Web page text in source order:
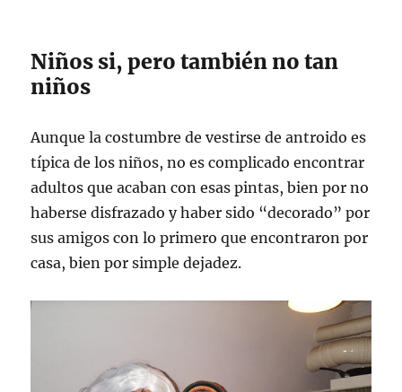
Niños si, pero también no tan
niños
Aunque la costumbre de vestirse de antroido es
típica de los niños, no es complicado encontrar
adultos que acaban con esas pintas, bien por no
haberse disfrazado y haber sido “decorado” por
sus amigos con lo primero que encontraron por
casa, bien por simple dejadez.